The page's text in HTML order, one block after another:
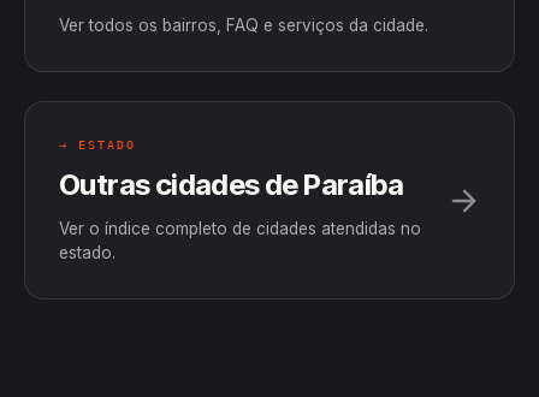
Ver todos os bairros, FAQ e serviços da cidade.
→ ESTADO
Outras cidades de Paraíba
Ver o índice completo de cidades atendidas no
estado.